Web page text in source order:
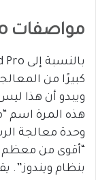
مواصفات iPad Pro
كبيرًا من
“أقوى من معظم